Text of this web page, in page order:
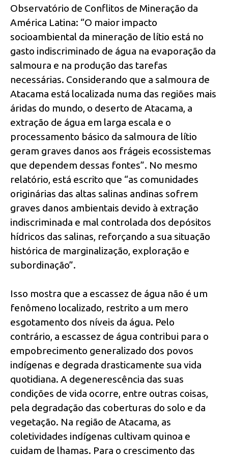
Observatório de Conflitos de Mineração da
América Latina: “O maior impacto
socioambiental da mineração de lítio está no
gasto indiscriminado de água na evaporação da
salmoura e na produção das tarefas
necessárias. Considerando que a salmoura de
Atacama está localizada numa das regiões mais
áridas do mundo, o deserto de Atacama, a
extração de água em larga escala e o
processamento básico da salmoura de lítio
geram graves danos aos frágeis ecossistemas
que dependem dessas fontes”. No mesmo
relatório, está escrito que “as comunidades
originárias das altas salinas andinas sofrem
graves danos ambientais devido à extração
indiscriminada e mal controlada dos depósitos
hídricos das salinas, reforçando a sua situação
histórica de marginalização, exploração e
subordinação”.
Isso mostra que a escassez de água não é um
fenômeno localizado, restrito a um mero
esgotamento dos níveis da água. Pelo
contrário, a escassez de água contribui para o
empobrecimento generalizado dos povos
indígenas e degrada drasticamente sua vida
quotidiana. A degenerescência das suas
condições de vida ocorre, entre outras coisas,
pela degradação das coberturas do solo e da
vegetação. Na região de Atacama, as
coletividades indígenas cultivam quinoa e
cuidam de lhamas. Para o crescimento das